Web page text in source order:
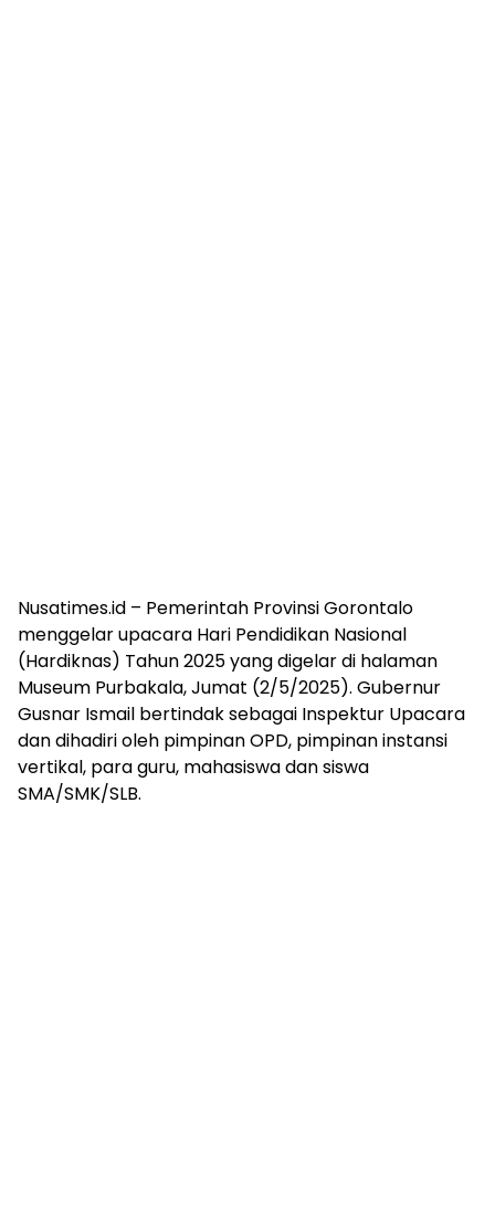
Nusatimes.id – Pemerintah Provinsi Gorontalo
menggelar upacara Hari Pendidikan Nasional
(Hardiknas) Tahun 2025 yang digelar di halaman
Museum Purbakala, Jumat (2/5/2025). Gubernur
Gusnar Ismail bertindak sebagai Inspektur Upacara
dan dihadiri oleh pimpinan OPD, pimpinan instansi
vertikal, para guru, mahasiswa dan siswa
SMA/SMK/SLB.